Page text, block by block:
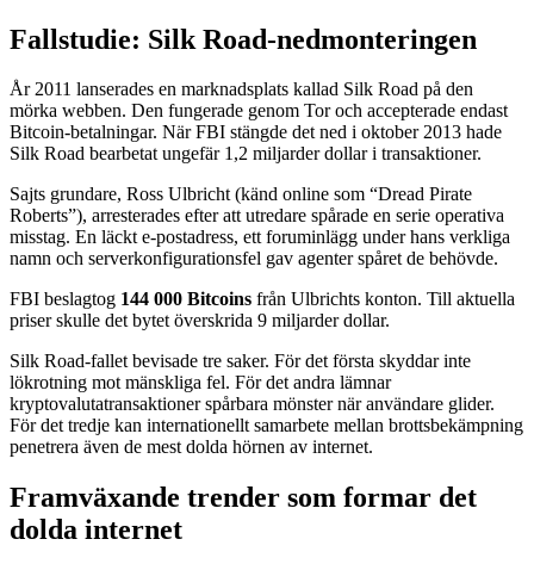
Fallstudie: Silk Road-nedmonteringen
År 2011 lanserades en marknadsplats kallad Silk Road på den
mörka webben. Den fungerade genom Tor och accepterade endast
Bitcoin-betalningar. När FBI stängde det ned i oktober 2013 hade
Silk Road bearbetat ungefär 1,2 miljarder dollar i transaktioner.
Sajts grundare, Ross Ulbricht (känd online som “Dread Pirate
Roberts”), arresterades efter att utredare spårade en serie operativa
misstag. En läckt e-postadress, ett foruminlägg under hans verkliga
namn och serverkonfigurationsfel gav agenter spåret de behövde.
FBI beslagtog 144 000 Bitcoins från Ulbrichts konton. Till aktuella
priser skulle det bytet överskrida 9 miljarder dollar.
Silk Road-fallet bevisade tre saker. För det första skyddar inte
lökrotning mot mänskliga fel. För det andra lämnar
kryptovalutatransaktioner spårbara mönster när användare glider.
För det tredje kan internationellt samarbete mellan brottsbekämpning
penetrera även de mest dolda hörnen av internet.
Framväxande trender som formar det
dolda internet